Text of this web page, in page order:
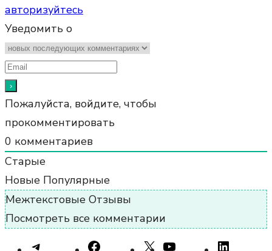
авторизуйтесь
Уведомить о
Пожалуйста, войдите, чтобы
прокомментировать
0 комментариев
Старые
Новые Популярные
Межтекстовые Отзывы
Посмотреть все комментарии